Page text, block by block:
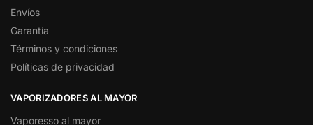
Envíos
Garantía
Términos y condiciones
Políticas de privacidad
VAPORIZADORES AL MAYOR
Vaporesso al mayor